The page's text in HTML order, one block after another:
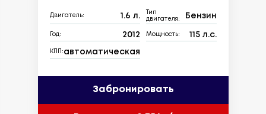
Двигатель: 1.6 л.
Тип
двигателя:
Бензин
Год: 2012 Мощность: 115 л.с.
КПП: автоматическая
Забронировать